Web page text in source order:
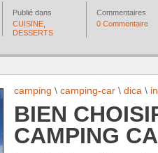
Publié dans
CUISINE
DESSERTS
Commentaires
0 Commentaire
camping \ camping-car \ dica \
BIEN
CAMPING